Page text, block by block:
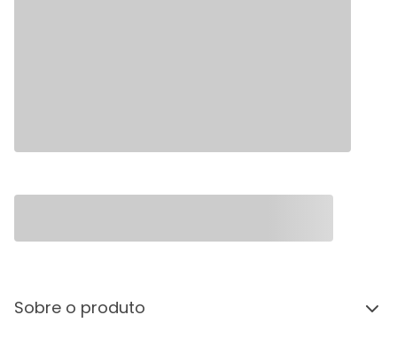
Sobre o produto